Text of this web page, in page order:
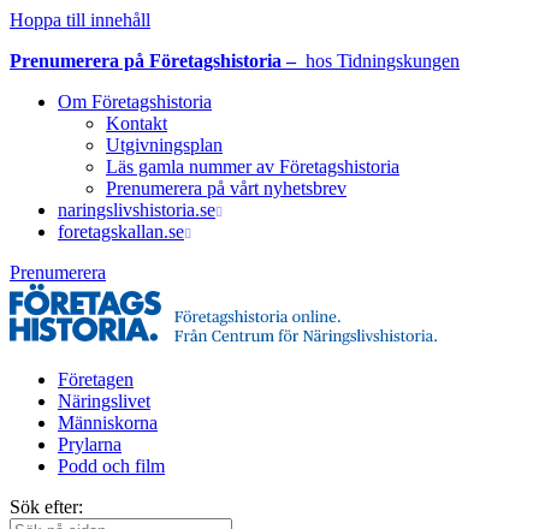
Hoppa till innehåll
Prenumerera på Företagshistoria – hos Tidningskungen
Om Företagshistoria
Kontakt
Utgivningsplan
Läs gamla nummer av Företagshistoria
Prenumerera på vårt nyhetsbrev
naringslivshistoria.se
foretagskallan.se
Prenumerera
Företagen
Näringslivet
Människorna
Prylarna
Podd och film
Sök efter: